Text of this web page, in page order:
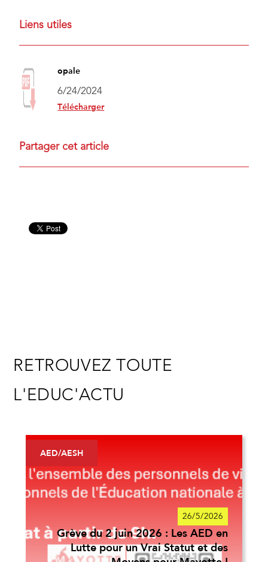
Liens utiles
opale
6/24/2024
Télécharger
Partager cet article
RETROUVEZ TOUTE
L'EDUC'ACTU
AED/AESH
26/5/2026
Grève du 2 juin 2026 : Les AED en
Lutte pour un Vrai Statut et des